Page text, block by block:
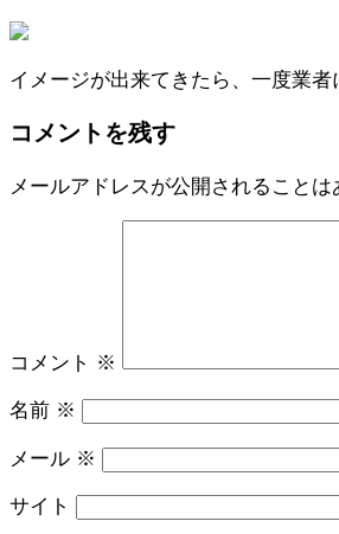
イメージが出来てきたら、一度業
コメントを残す
メールアドレスが公開されることは
コメント ※
名前 ※
メール ※
サイト